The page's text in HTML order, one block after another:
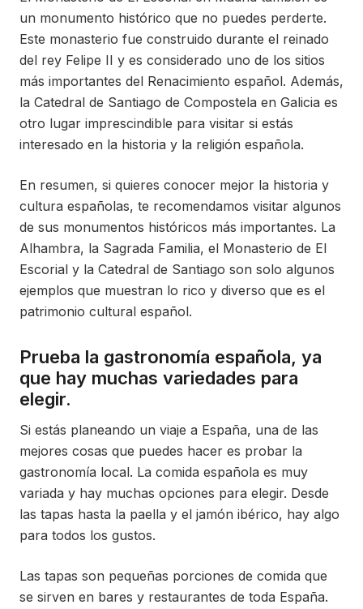
un monumento histórico que no puedes perderte.
Este monasterio fue construido durante el reinado
del rey Felipe II y es considerado uno de los sitios
más importantes del Renacimiento español. Además,
la Catedral de Santiago de Compostela en Galicia es
otro lugar imprescindible para visitar si estás
interesado en la historia y la religión española.
En resumen, si quieres conocer mejor la historia y
cultura españolas, te recomendamos visitar algunos
de sus monumentos históricos más importantes. La
Alhambra, la Sagrada Familia, el Monasterio de El
Escorial y la Catedral de Santiago son solo algunos
ejemplos que muestran lo rico y diverso que es el
patrimonio cultural español.
Prueba la gastronomía española, ya
que hay muchas variedades para
elegir.
Si estás planeando un viaje a España, una de las
mejores cosas que puedes hacer es probar la
gastronomía local. La comida española es muy
variada y hay muchas opciones para elegir. Desde
las tapas hasta la paella y el jamón ibérico, hay algo
para todos los gustos.
Las tapas son pequeñas porciones de comida que
se sirven en bares y restaurantes de toda España.